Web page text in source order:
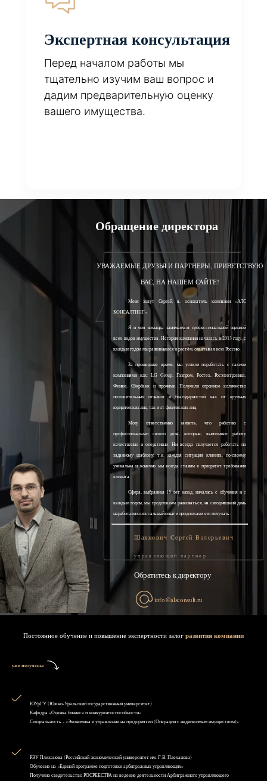
Экспертная консультация
Перед началом работы мы
тщательно изучим ваш вопрос и
дадим предварительную оценку
вашего имущества.
Обращение директора
УВАЖАЕМЫЕ ДРУЗЬЯ И ПАРТНЕРЫ, ПРИВЕТСТВУЮ
ВАС, НА НАШЕМ САЙТЕ!
Меня зовут Сергей, я, основатель компании «АЛС
КОНСАЛТИНГ».
Я и моя команда занимаемся профессиональной оценкой
всех видов имущества. История компании началась в 2013 году, с
каждым годом мы развиваемся и растём, охватывая всю Россию.
За прошедшее время, мы успели поработать с такими
компаниями как: LG Group, Газпром, Ростех, Росэлектроника,
Финам, Сбербанк и прочими. Получили огромное количество
положительных отзывов и благодарностей как от крупных
юридических лиц, так и от физических лиц.
Могу ответственно заявить, что работаю с
профессионалами своего дела, которые, выполняют работу
качественно и оперативно. Ни всегда получается работать по
заданному шаблону, т.к. каждая ситуация клиента, по-своему
уникальна и конечно мы всегда ставим в приоритет требования
клиента.
Сфера, выбранная 15 лет назад, началась с обучения и с
каждым годом, мы продолжаем развиваться, на сегодняшний день
наработали колоссальный опыт и продолжаем его получать.
Шахнович Сергей Валерьевич
управляющий партнер
Обратитесь к директору
info@alsconsult.ru
Постоянное обучение и повышение экспертности залог развития компании
уже получены
ЮУрГУ (Южно-Уральский государственный университет)
Кафедра «Оценка бизнеса и конкурентоспособности»
Специальность - «Экономика и управление на предприятии (Операции с недвижимым имуществом)»
РЭУ Плеханова (Российский экономический университет им. Г.В. Плеханова)
Обучение на «Единой программе подготовки арбитражных управляющих»
Получено свидетельство РОСРЕЕСТРА на ведение деятельности Арбитражного управляющего